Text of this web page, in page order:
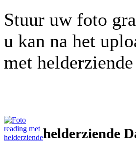
Stuur uw foto
u kan na het
met
helderziende